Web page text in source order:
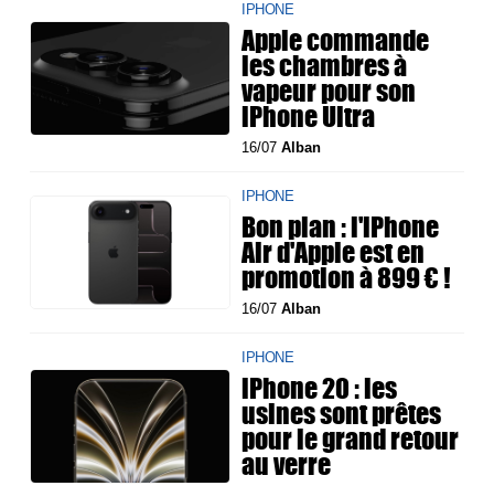
IPHONE
Apple commande
les chambres à
vapeur pour son
iPhone Ultra
16/07Alban
IPHONE
Bon plan : l'iPhone
Air d'Apple est en
promotion à 899 € !
16/07Alban
IPHONE
iPhone 20 : les
usines sont prêtes
pour le grand retour
au verre